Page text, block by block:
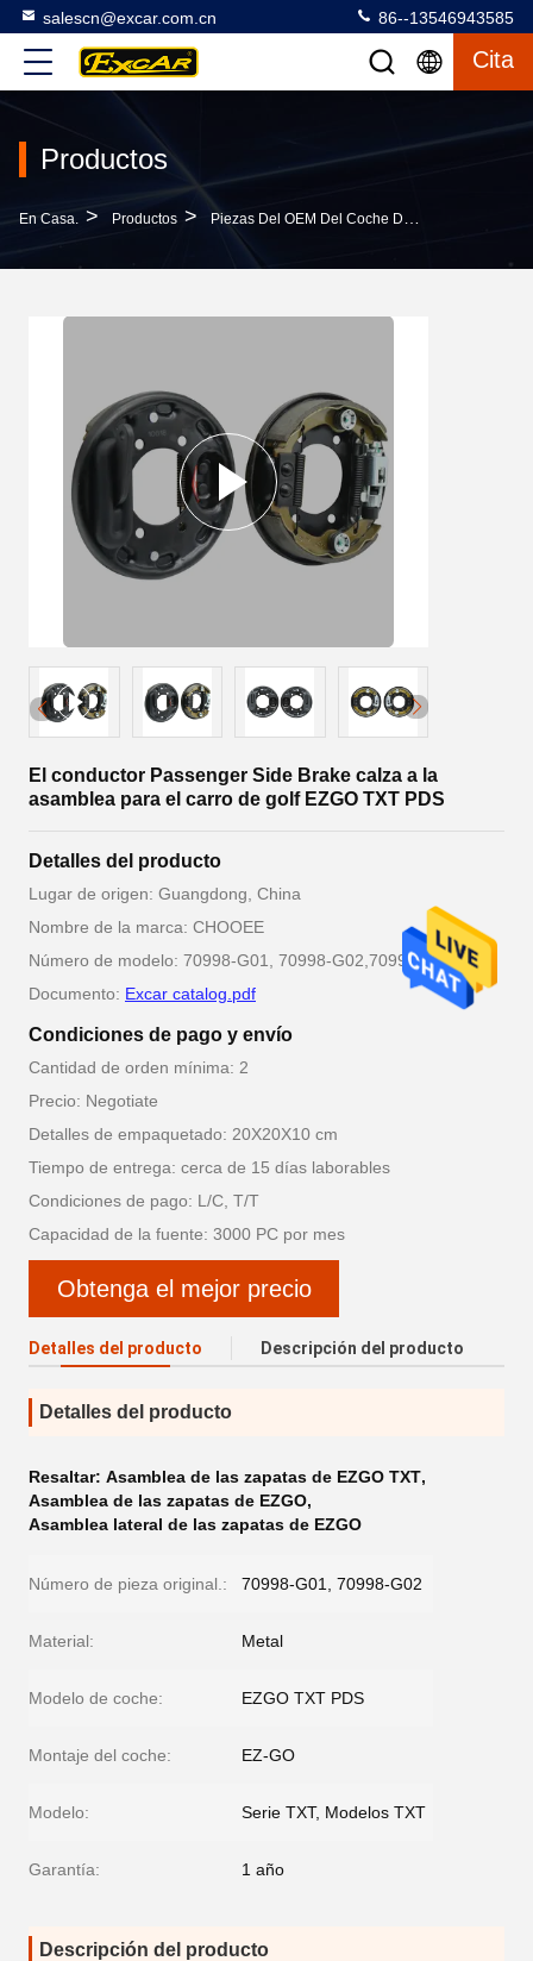
salescn@excar.com.cn 86--13546943585
Cita
Productos
En Casa. > Productos > Piezas Del OEM Del Coche Del Club
El conductor Passenger Side Brake calza a la
asamblea para el carro de golf EZGO TXT PDS
Detalles del producto
Lugar de origen: Guangdong, China
Nombre de la marca: CHOOEE
Número de modelo: 70998-G01, 70998-G02,70998-G02
Documento: Excar catalog.pdf
Condiciones de pago y envío
Cantidad de orden mínima: 2
Precio: Negotiate
Detalles de empaquetado: 20X20X10 cm
Tiempo de entrega: cerca de 15 días laborables
Condiciones de pago: L/C, T/T
Capacidad de la fuente: 3000 PC por mes
Obtenga el mejor precio
Detalles del producto Descripción del producto
Detalles del producto
Resaltar: Asamblea de las zapatas de EZGO TXT,
Asamblea de las zapatas de EZGO,
Asamblea lateral de las zapatas de EZGO
Número de pieza original.: 70998-G01, 70998-G02
Material: Metal
Modelo de coche: EZGO TXT PDS
Montaje del coche: EZ-GO
Modelo: Serie TXT, Modelos TXT
Garantía: 1 año
Descripción del producto